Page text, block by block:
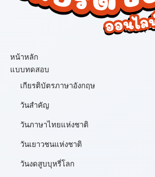
หน้าหลัก
แบบทดสอบ
เกียรติบัตรภาษาอังกฤษ
วันสำคัญ
วันภาษาไทยแห่งชาติ
วันเยาวชนแห่งชาติ
วันงดสูบบุหรี่โลก